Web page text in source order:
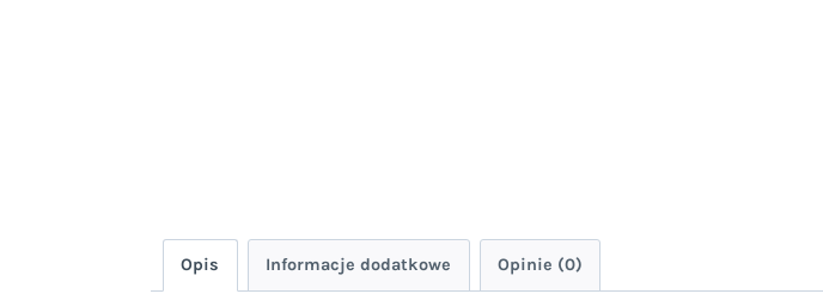
Opis Informacje dodatkowe Opinie (0)